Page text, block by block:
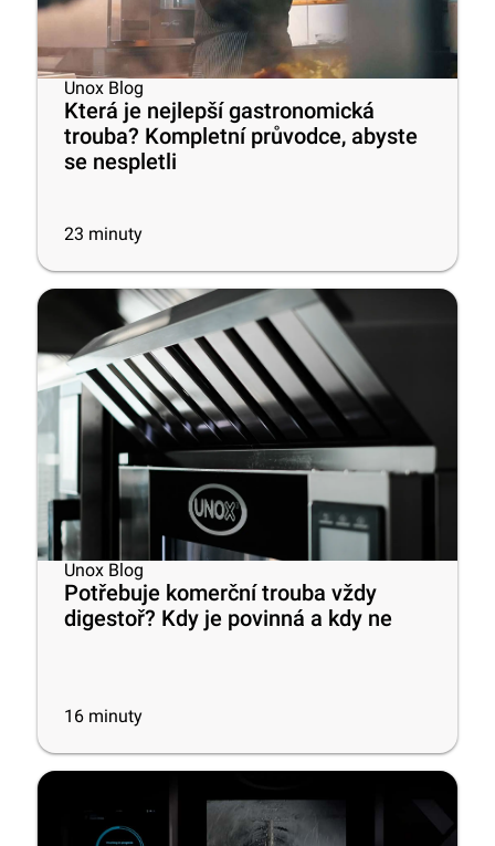
Unox Blog
Která je nejlepší gastronomická
trouba? Kompletní průvodce, abyste
se nespletli
23 minuty
Unox Blog
Potřebuje komerční trouba vždy
digestoř? Kdy je povinná a kdy ne
16 minuty